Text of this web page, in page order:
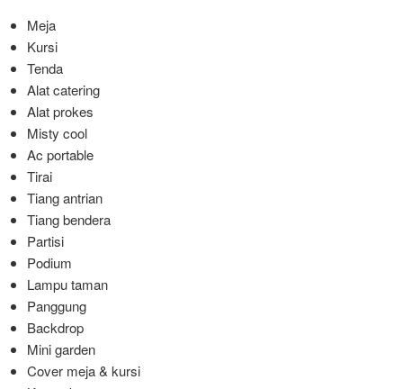
Meja
Kursi
Tenda
Alat catering
Alat prokes
Misty cool
Ac portable
Tirai
Tiang antrian
Tiang bendera
Partisi
Podium
Lampu taman
Panggung
Backdrop
Mini garden
Cover meja & kursi